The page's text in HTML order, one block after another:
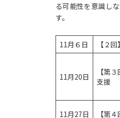
る可能性を意識し
す。
11月６日 【２
11月20日
【第
支援
11月27日 【第